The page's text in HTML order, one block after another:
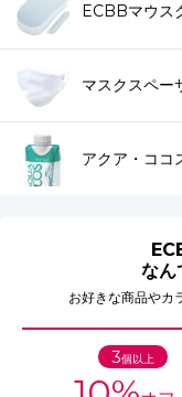
ECBBマウス
マスクスペー
アクア・ココ
なん
お好きな商品やカ
3個以上